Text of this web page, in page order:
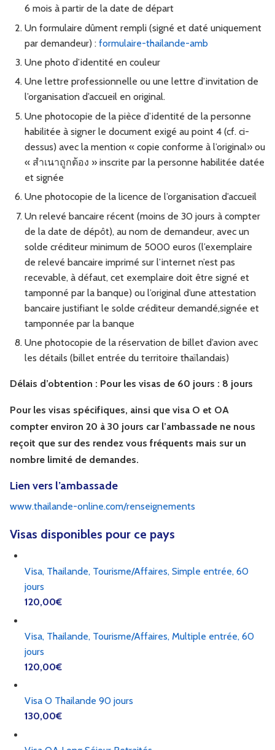
6 mois à partir de la date de départ
Un formulaire dûment rempli (signé et daté uniquement
par demandeur) : formulaire-thailande-amb
Une photo d’identité en couleur
Une lettre professionnelle ou une lettre d’invitation de
l’organisation d’accueil en original.
Une photocopie de la pièce d’identité de la personne
habilitée à signer le document exigé au point 4 (cf. ci-
dessus) avec la mention « copie conforme à l’original» ou
« สำเนาถูกต้อง » inscrite par la personne habilitée datée
et signée
Une photocopie de la licence de l’organisation d’accueil
Un relevé bancaire récent (moins de 30 jours à compter
de la date de dépôt), au nom de demandeur, avec un
solde créditeur minimum de 5000 euros (l’exemplaire
de relevé bancaire imprimé sur l’internet n’est pas
recevable, à défaut, cet exemplaire doit être signé et
tamponné par la banque) ou l’original d’une attestation
bancaire justifiant le solde créditeur demandé,signée et
tamponnée par la banque
Une photocopie de la réservation de billet d’avion avec
les détails (billet entrée du territoire thaïlandais)
Délais d’obtention : Pour les visas de 60 jours : 8 jours
Pour les visas spécifiques, ainsi que visa O et OA
compter environ 20 à 30 jours car l’ambassade ne nous
reçoit que sur des rendez vous fréquents mais sur un
nombre limité de demandes.
Lien vers l’ambassade
www.thailande-online.com/renseignements
Visas disponibles pour ce pays
Visa, Thailande, Tourisme/Affaires, Simple entrée, 60
jours
120,00€
Visa, Thailande, Tourisme/Affaires, Multiple entrée, 60
jours
120,00€
Visa O Thailande 90 jours
130,00€